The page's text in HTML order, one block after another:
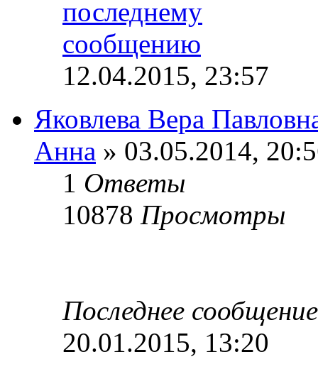
12.04.2015, 23:57
Яковлева Вера
Анна » 03.05.2014,
1 Ответы
10878 Просмотры
Последнее
20.01.2015, 13:20